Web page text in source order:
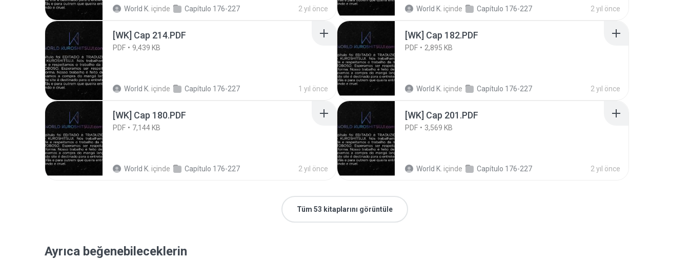
World K. içinde Capítulo 176-227 2 yıl önce World K. içinde Capítulo 176-227 2 yıl önce
[WK] Cap 214.PDF
PDF 9,439 KB
World K. içinde Capítulo 176-227 1 yıl önce
[WK] Cap 182.PDF
PDF 2,895 KB
World K. içinde Capítulo 176-227 2 yıl önce
[WK] Cap 180.PDF
PDF 7,144 KB
World K. içinde Capítulo 176-227 2 yıl önce
[WK] Cap 201.PDF
PDF 3,569 KB
World K. içinde Capítulo 176-227 2 yıl önce
Tüm 53 kitaplarını görüntüle
Ayrıca beğenebileceklerin